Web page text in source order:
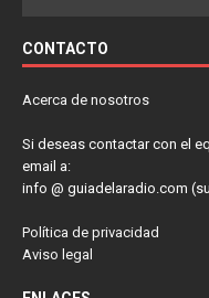
CONTACTO
Acerca de nosotros
Si deseas contactar con el
email a:
info @ guiadelaradio.com
Política de privacidad
Aviso legal